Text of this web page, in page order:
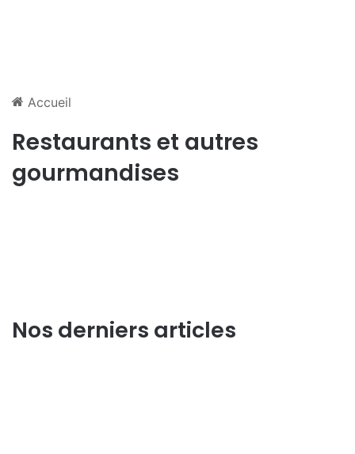
Accueil
Restaurants et autres
gourmandises
Nos derniers articles